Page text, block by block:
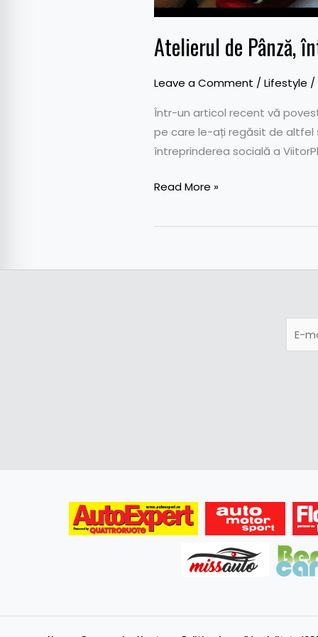
Atelierul de Pânză,
Leave a Comment / Lifestyle /
Într-un articol recent vă
pe care le-ați regăsit de altfel
întreprinderea socială a
Read More »